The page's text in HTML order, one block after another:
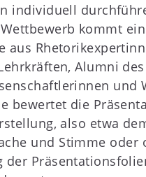
individuell
kommt
aus
Alumni
und
bewertet die
also etwa
und Stimme oder
der